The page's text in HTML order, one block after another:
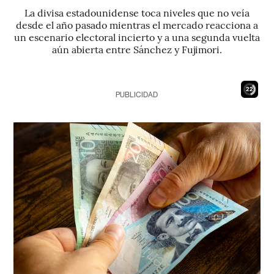
La divisa estadounidense toca niveles que no veía
desde el año pasado mientras el mercado reacciona a
un escenario electoral incierto y a una segunda vuelta
aún abierta entre Sánchez y Fujimori.
20
PUBLICIDAD